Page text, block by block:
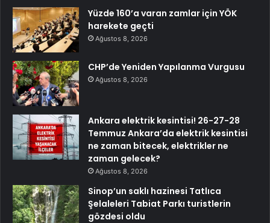
Yüzde 160’a varan zamlar için YÖK
harekete geçti
Ağustos 8, 2026
CHP’de Yeniden Yapılanma Vurgusu
Ağustos 8, 2026
Ankara elektrik kesintisi! 26-27-28
Temmuz Ankara’da elektrik kesintisi
ne zaman bitecek, elektrikler ne
zaman gelecek?
Ağustos 8, 2026
Sinop’un saklı hazinesi Tatlıca
Şelaleleri Tabiat Parkı turistlerin
gözdesi oldu